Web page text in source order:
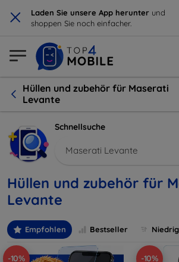
× Laden Sie unsere App herunter und
shoppen Sie noch einfacher.
Hüllen und zubehör für Maserati
Levante
Schnellsuche
Maserati Levante
Hüllen und zubehör für
Levante
Empfohlen Bestseller
-10% -10%